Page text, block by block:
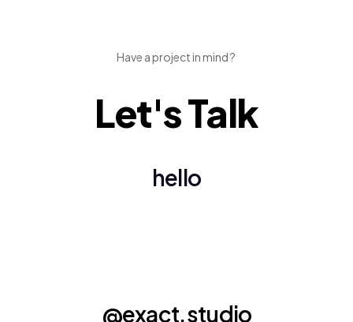
Have a project in mind ?
Let's Talk
hello
@exact.studio